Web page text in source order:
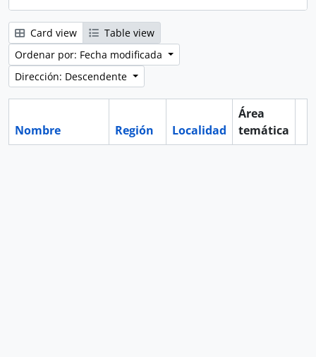
Card view
Table view
Ordenar por: Fecha modificada
Dirección: Descendente
Nombre Región Localidad
Área
temática